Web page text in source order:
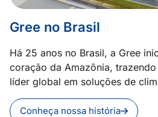
Gree no Brasil
Há 25 anos no Brasil, a Gree
coração da Amazônia,
líder global em soluções de
Conheça nossa história